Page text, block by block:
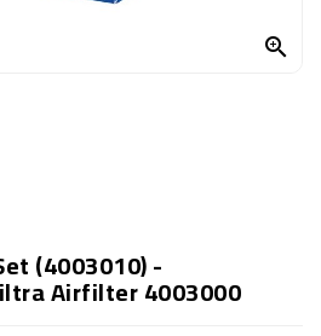

(4003010) -
Airfilter 4003000